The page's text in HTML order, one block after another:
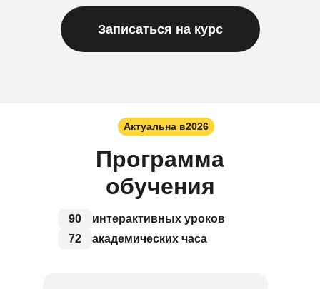
Записаться на курс
Программа
обучения
Актуальна в2026
90
интерактивных уроков
72
академических часа